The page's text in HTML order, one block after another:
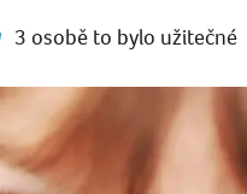
3 osobě to bylo užitečné